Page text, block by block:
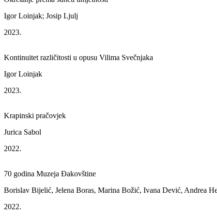
Igor Loinjak; Josip Ljulj
2023.
Kontinuitet različitosti u opusu Vilima Svečnjaka
Igor Loinjak
2023.
Krapinski pračovjek
Jurica Sabol
2022.
70 godina Muzeja Đakovštine
Borislav Bijelić, Jelena Boras, Marina Božić, Ivana Dević, Andrea
2022.